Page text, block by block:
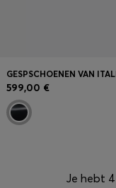
599,00 €
Je hebt